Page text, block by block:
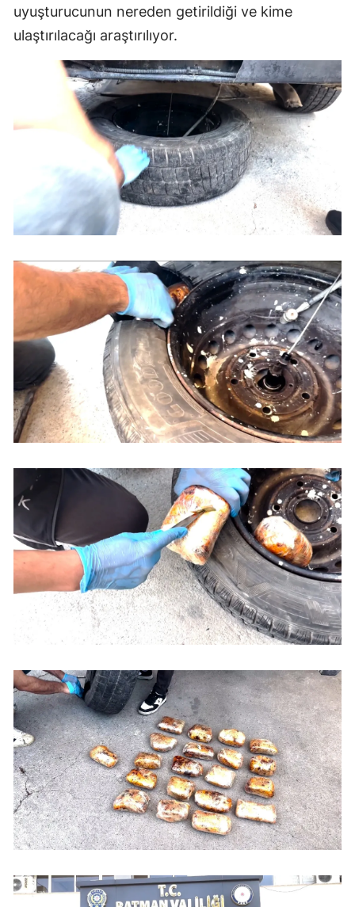
uyuşturucunun nereden getirildiği ve kime
ulaştırılacağı araştırılıyor.